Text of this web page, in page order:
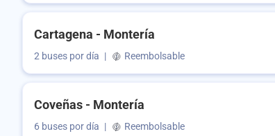
Cartagena - Montería
2 buses por día | Reembolsable
Coveñas - Montería
6 buses por día | Reembolsable